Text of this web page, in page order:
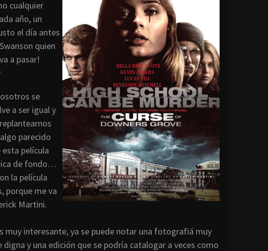
cualquier
año, un
el día antes
quien
a pasar!
se
a ser igual y
parecido
película
de fondo…
la película
porque me va
Martini.
muy interesante, ya se puede notar una fotografiá muy
y una edición que se podría catalogar a veces como